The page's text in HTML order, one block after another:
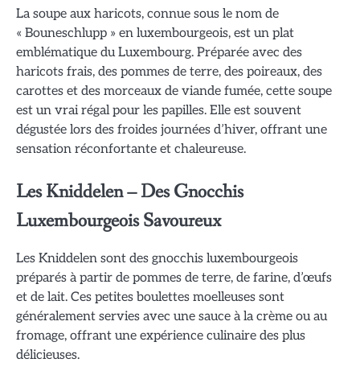
La soupe aux haricots, connue sous le nom de
« Bouneschlupp » en luxembourgeois, est un plat
emblématique du Luxembourg. Préparée avec des
haricots frais, des pommes de terre, des poireaux, des
carottes et des morceaux de viande fumée, cette soupe
est un vrai régal pour les papilles. Elle est souvent
dégustée lors des froides journées d’hiver, offrant une
sensation réconfortante et chaleureuse.
Les Kniddelen – Des Gnocchis
Luxembourgeois Savoureux
Les Kniddelen sont des gnocchis luxembourgeois
préparés à partir de pommes de terre, de farine, d’œufs
et de lait. Ces petites boulettes moelleuses sont
généralement servies avec une sauce à la crème ou au
fromage, offrant une expérience culinaire des plus
délicieuses.